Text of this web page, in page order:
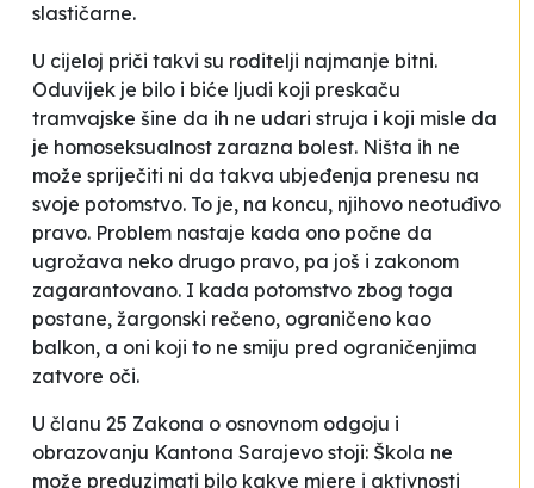
slastičarne.
U cijeloj priči takvi su roditelji najmanje bitni.
Oduvijek je bilo i biće ljudi koji preskaču
tramvajske šine da ih ne udari struja i koji misle da
je homoseksualnost zarazna bolest. Ništa ih ne
može spriječiti ni da takva ubjeđenja prenesu na
svoje potomstvo. To je, na koncu, njihovo neotuđivo
pravo. Problem nastaje kada ono počne da
ugrožava neko drugo pravo, pa još i zakonom
zagarantovano. I kada potomstvo zbog toga
postane, žargonski rečeno, ograničeno kao
balkon, a oni koji to ne smiju pred ograničenjima
zatvore oči.
U članu 25 Zakona o osnovnom odgoju i
obrazovanju Kantona Sarajevo stoji: Škola ne
može preduzimati bilo kakve mjere i aktivnosti